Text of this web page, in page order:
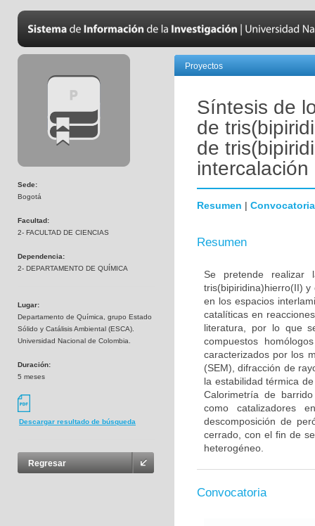
Sede:
Bogotá
Facultad:
2- FACULTAD DE CIENCIAS
Dependencia:
2- DEPARTAMENTO DE QUÍMICA
Lugar:
Departamento de Química, grupo Estado
Sólido y Catálisis Ambiental (ESCA).
Universidad Nacional de Colombia.
Duración:
5 meses
Descargar resultado de búsqueda
Regresar
Proyectos
Síntesis de
de
de
Resumen | Convocatoria
Resumen
Se pretende realizar
tris(bipiridina)hierro(II)
en los espacios
catalíticas en
literatura, por lo que
compuestos
caracterizados por los
(SEM), difracción de
la estabilidad térmica
Calorimetría de
como catalizadores
descomposición de
cerrado, con el fin de
heterogéneo.
Convocatoria